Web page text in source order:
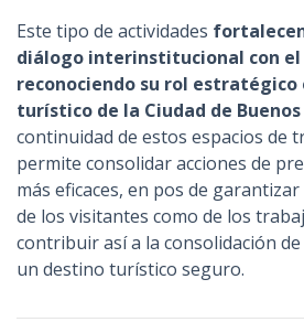
Este tipo de actividades
diálogo interinstitucional con
reconociendo su rol estratégico
turístico de la Ciudad de
continuidad de estos espacios de
permite consolidar acciones de
más eficaces, en pos de
de los visitantes como de los
contribuir así a la consolidación
un destino turístico seguro.